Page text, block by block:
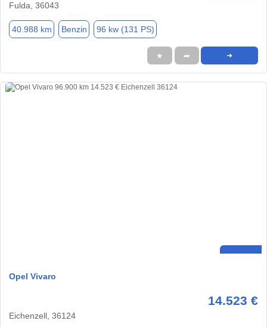
Fulda, 36043
40.988 km Benzin 96 kw (131 PS)
★ ➦ ➜
Opel Vivaro
14.523 €
Eichenzell, 36124